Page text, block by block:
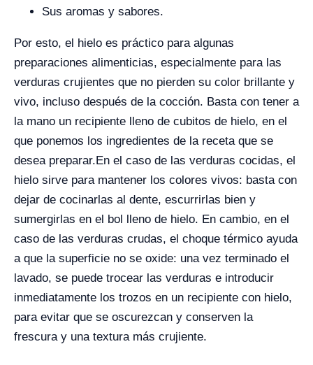
Sus aromas y sabores.
Por esto, el hielo es práctico para algunas
preparaciones alimenticias, especialmente para las
verduras crujientes que no pierden su color brillante y
vivo, incluso después de la cocción. Basta con tener a
la mano un recipiente lleno de cubitos de hielo, en el
que ponemos los ingredientes de la receta que se
desea preparar. En el caso de las verduras cocidas, el
hielo sirve para mantener los colores vivos: basta con
dejar de cocinarlas al dente, escurrirlas bien y
sumergirlas en el bol lleno de hielo. En cambio, en el
caso de las verduras crudas, el choque térmico ayuda
a que la superficie no se oxide: una vez terminado el
lavado, se puede trocear las verduras e introducir
inmediatamente los trozos en un recipiente con hielo,
para evitar que se oscurezcan y conserven la
frescura y una textura más crujiente.